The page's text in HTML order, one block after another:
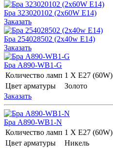
Бра 323020102 (2x60W E14)
Заказать
Бра 254028502 (2x40w E14)
Заказать
Бра A890-WB1-G
Количество ламп 1 Х E27 (60W)
Цвет арматуры
Золото
Заказать
Бра A890-WB1-N
Количество ламп 1 Х E27 (60W)
Цвет арматуры
Никель